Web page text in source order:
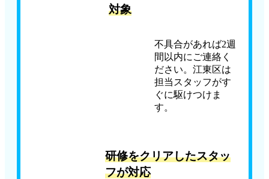
対象
不具合があれば2週
間以内にご連絡く
ださい。江東区は
担当スタッフがす
ぐに駆けつけま
す。
研修をクリアしたスタッ
フが対応